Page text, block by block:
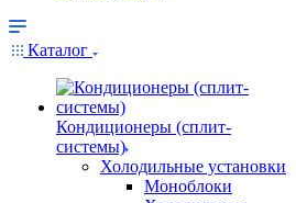
Каталог
Кондиционеры (сплит-
системы)
Холодильные установки
Моноблоки